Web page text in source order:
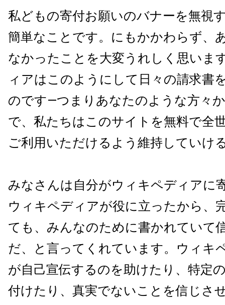
私どもの寄付お願いのバナーを無視
簡単なことです。にもかかわらず、
なかったことを大変うれしく思いま
ィアはこのようにして日々の請求書
のです―つまりあなたのような方々
で、 私たちはこのサイトを無料で全
ご利用いただけるよ う維持していけ
みなさんは自分がウィキペディアに
ウィキペディアが役に立ったから、
ても、 みんなのために書かれていて
だ、
と言ってくれています。
ウィキ
が自己宣伝するのを助けたり、 特定
付けたり、 真実でないことを信じさ